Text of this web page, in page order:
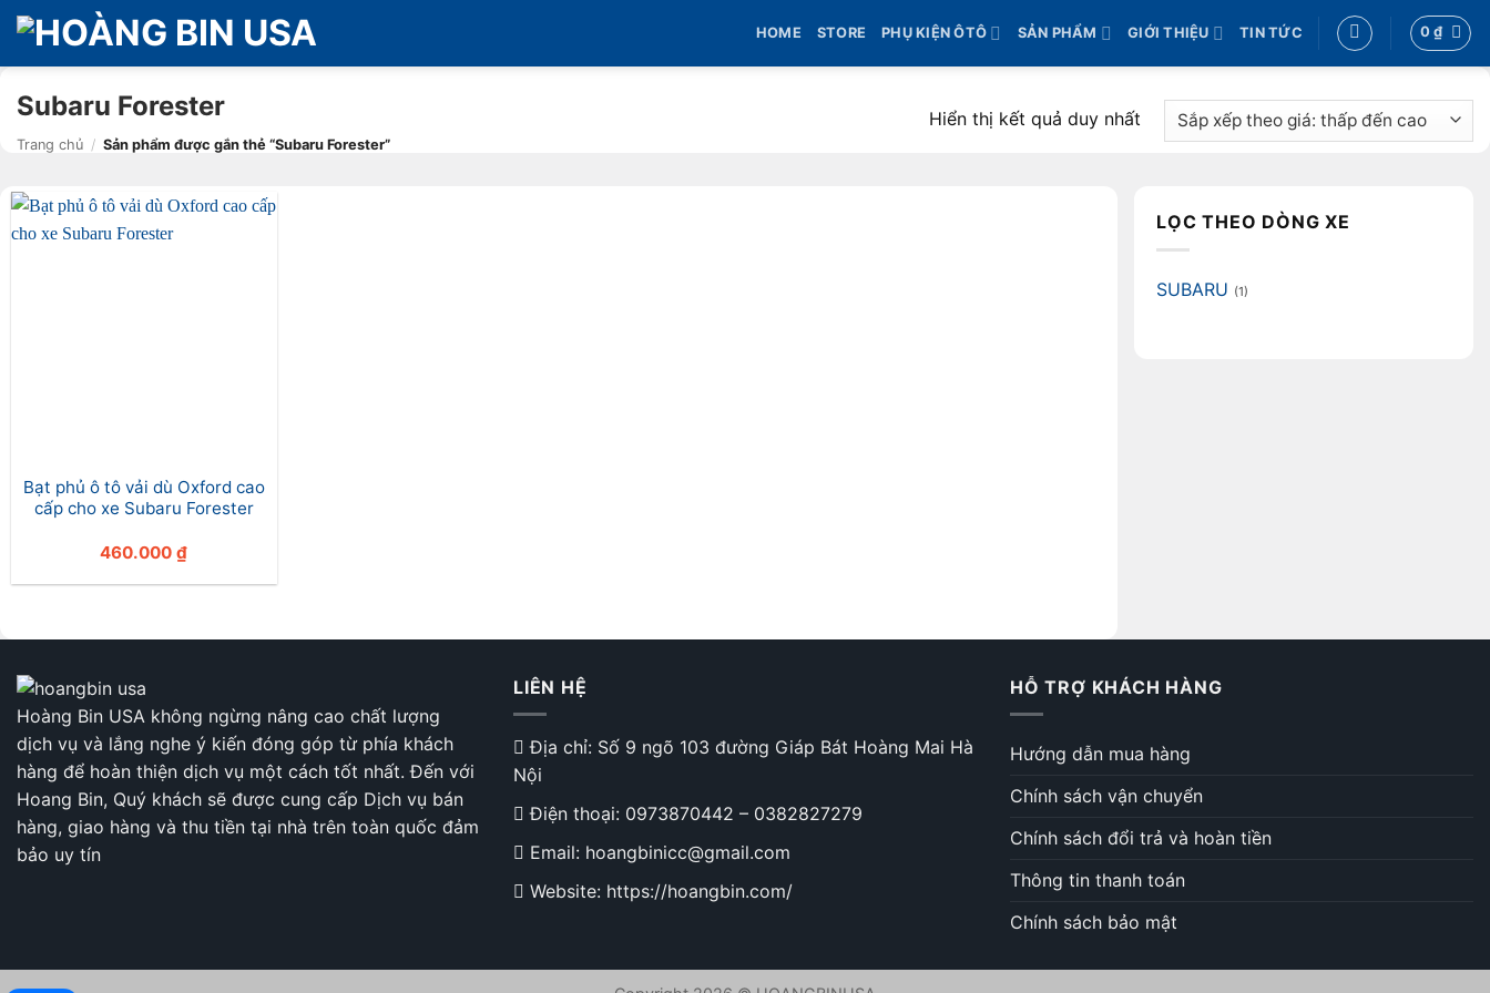
Bỏ
qua
nội
dung
HOME STORE PHỤ KIỆN ÔTÔ SẢN PHẨM GIỚI THIỆU TIN TỨC 0₫
Subaru Forester
Trang chủ / Sản phẩm được gắn thẻ “Subaru Forester”
Hiển thị kết quả duy nhất
Bạt phủ ô tô vải dù Oxford cao
cấp cho xe Subaru Forester
460.000₫
LỌC THEO DÒNG XE
SUBARU (1)
Hoàng Bin USA không ngừng nâng cao chất lượng
dịch vụ và lắng nghe ý kiến đóng góp từ phía khách
hàng để hoàn thiện dịch vụ một cách tốt nhất. Đến với
Hoang Bin, Quý khách sẽ được cung cấp Dịch vụ bán
hàng, giao hàng và thu tiền tại nhà trên toàn quốc đảm
bảo uy tín
LIÊN HỆ
Địa chỉ: Số 9 ngõ 103 đường Giáp Bát Hoàng Mai Hà
Nội
Điện thoại: 0973870442 – 0382827279
Email: hoangbinicc@gmail.com
Website: https://hoangbin.com/
HỖ TRỢ KHÁCH HÀNG
Hướng dẫn mua hàng
Chính sách vận chuyển
Chính sách đổi trả và hoàn tiền
Thông tin thanh toán
Chính sách bảo mật